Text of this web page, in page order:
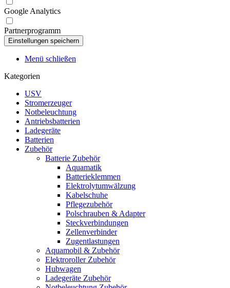
Google Analytics
Partnerprogramm
Menü schließen
Kategorien
USV
Stromerzeuger
Notbeleuchtung
Antriebsbatterien
Ladegeräte
Batterien
Zubehör
Batterie Zubehör
Aquamatik
Batterieklemmen
Elektrolytumwälzung
Kabelschuhe
Pflegezubehör
Polschrauben & Adapter
Steckverbindungen
Zellenverbinder
Zugentlastungen
Aquamobil & Zubehör
Elektroroller Zubehör
Hubwagen
Ladegeräte Zubehör